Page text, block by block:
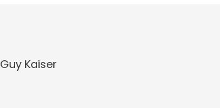
Guy Kaiser